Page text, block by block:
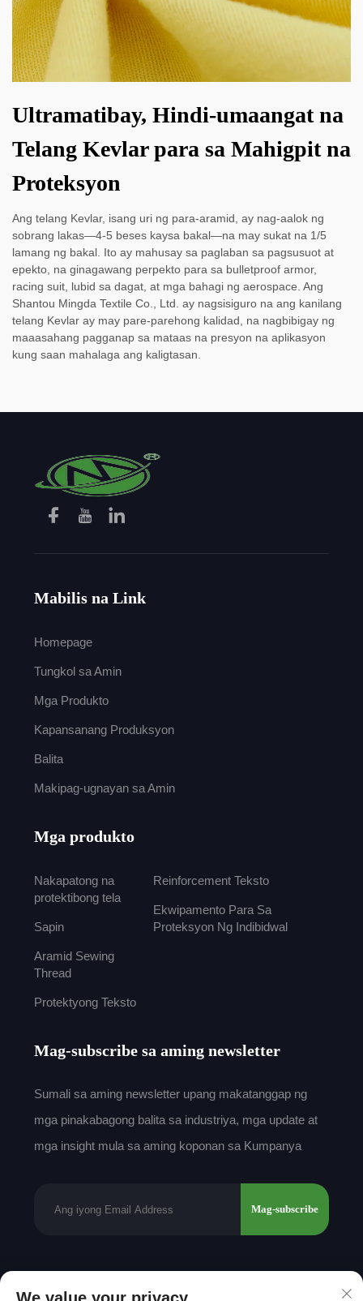
Ultramatibay, Hindi-umaangat na
Telang Kevlar para sa Mahigpit na
Proteksyon
Ang telang Kevlar, isang uri ng para-aramid, ay nag-aalok ng
sobrang lakas—4-5 beses kaysa bakal—na may sukat na 1/5
lamang ng bakal. Ito ay mahusay sa paglaban sa pagsusuot at
epekto, na ginagawang perpekto para sa bulletproof armor,
racing suit, lubid sa dagat, at mga bahagi ng aerospace. Ang
Shantou Mingda Textile Co., Ltd. ay nagsisiguro na ang kanilang
telang Kevlar ay may pare-parehong kalidad, na nagbibigay ng
maaasahang pagganap sa mataas na presyon na aplikasyon
kung saan mahalaga ang kaligtasan.
Mabilis na Link
Homepage
Tungkol sa Amin
Mga Produkto
Kapansanang Produksyon
Balita
Makipag-ugnayan sa Amin
Mga produkto
Nakapatong na
protektibong tela
Sapin
Aramid Sewing
Thread
Protektyong Teksto
Reinforcement Teksto
Ekwipamento Para Sa
Proteksyon Ng Indibidwal
Mag-subscribe sa aming newsletter
Sumali sa aming newsletter upang makatanggap ng
mga pinakabagong balita sa industriya, mga update at
mga insight mula sa aming koponan sa Kumpanya
Mag-subscribe